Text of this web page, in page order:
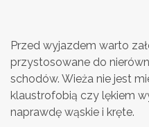
Przed wyjazdem warto
przystosowane do
schodów. Wieża nie jest
klaustrofobią czy lękiem
naprawdę wąskie i kręte.